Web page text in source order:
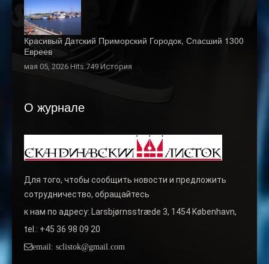
Красивый Датский Приморский Городок, Спасший 1300
Евреев
мая 05, 2026 Hits:749 История
О журнале
Для того, чтобы сообщить новости и предложить
сотрудничество, обращайтесь
к нам по адресу: Larsbjørnsstræde 3, 1454 København,
tel.: +45 36 98 09 20
email: sclistok@gmail.com